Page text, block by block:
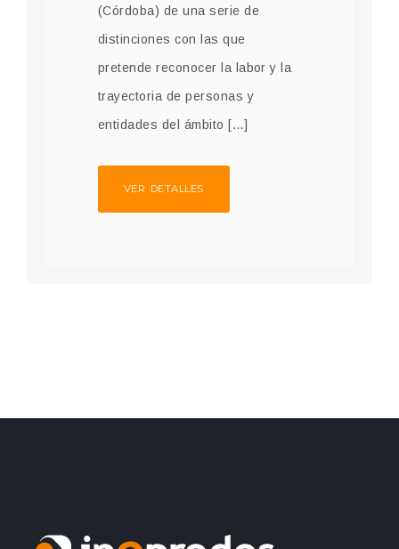
(Córdoba) de una serie de
distinciones con las que
pretende reconocer la labor y la
trayectoria de personas y
entidades del ámbito […]
VER DETALLES